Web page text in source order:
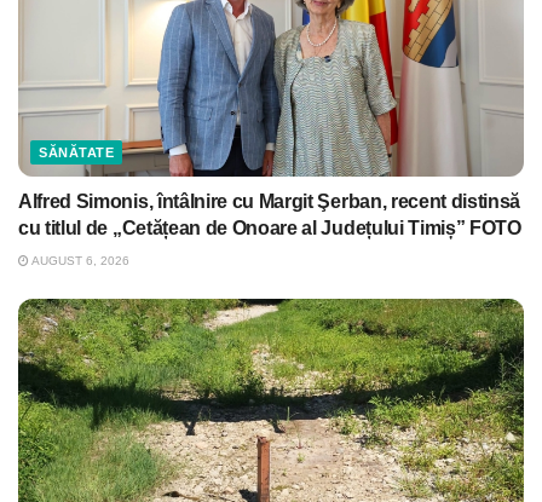
SĂNĂTATE
Alfred Simonis, întâlnire cu Margit Şerban, recent distinsă
cu titlul de „Cetățean de Onoare al Județului Timiș” FOTO
AUGUST 6, 2026